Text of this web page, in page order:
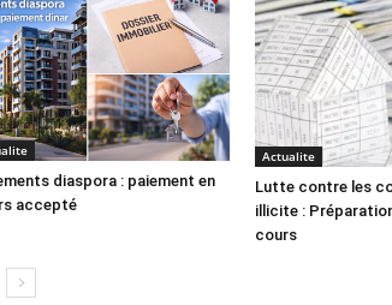
diaspora : paiement en
accepté
Actualite
Lutte contre les
illicite :
cours